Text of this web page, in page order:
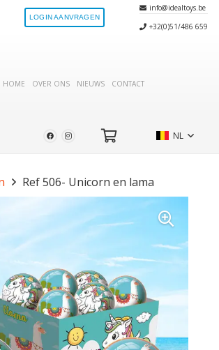
LOGIN AANVRAGEN
info@idealtoys.be
+32(0)51/486 659
HOME OVER ONS NIEUWS CONTACT
NL
Ref 506- Unicorn en lama